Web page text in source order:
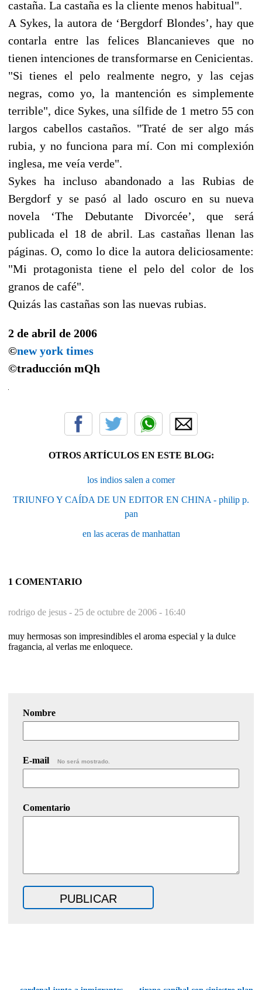
castaña. La castaña es la cliente menos habitual".
A Sykes, la autora de ‘Bergdorf Blondes’, hay que
contarla entre las felices Blancanieves que no
tienen intenciones de transformarse en Cenicientas.
"Si tienes el pelo realmente negro, y las cejas
negras, como yo, la mantención es simplemente
terrible", dice Sykes, una sílfide de 1 metro 55 con
largos cabellos castaños. "Traté de ser algo más
rubia, y no funciona para mí. Con mi complexión
inglesa, me veía verde".
Sykes ha incluso abandonado a las Rubias de
Bergdorf y se pasó al lado oscuro en su nueva
novela ‘The Debutante Divorcée’, que será
publicada el 18 de abril. Las castañas llenan las
páginas. O, como lo dice la autora deliciosamente:
"Mi protagonista tiene el pelo del color de los
granos de café".
Quizás las castañas son las nuevas rubias.
2 de abril de 2006
©new york times
©traducción mQh
OTROS ARTÍCULOS EN ESTE BLOG:
los indios salen a comer
TRIUNFO Y CAÍDA DE UN EDITOR EN CHINA - philip p.
pan
en las aceras de manhattan
1 COMENTARIO
rodrigo de jesus - 25 de octubre de 2006 - 16:40
muy hermosas son impresindibles el aroma especial y la dulce
fragancia, al verlas me enloquece.
Nombre
E-mail No será mostrado.
Comentario